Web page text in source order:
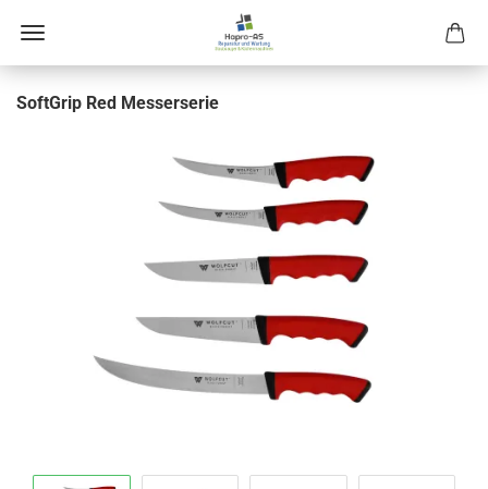
Soft­Grip Red Mes­ser­se­rie